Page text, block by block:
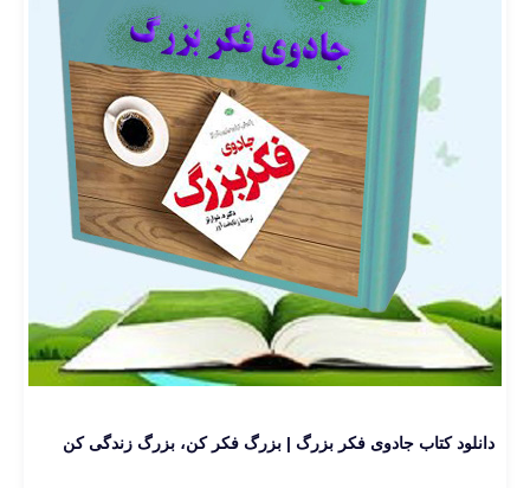
دانلود کتاب جادوی فکر بزرگ | بزرگ فکر کن، بزرگ زندگی کن